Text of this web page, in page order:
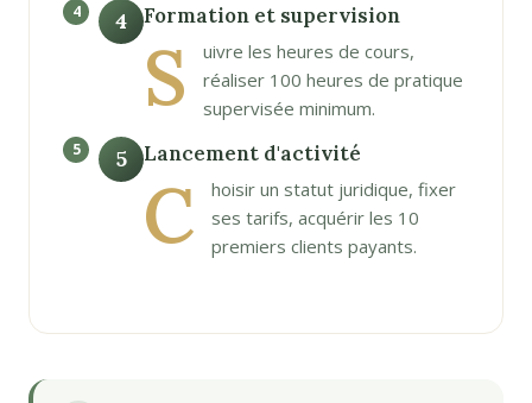
4 Formation et supervision
S
uivre les heures de cours,
réaliser 100 heures de pratique
supervisée minimum.
5 Lancement d'activité
C
hoisir un statut juridique, fixer
ses tarifs, acquérir les 10
premiers clients payants.